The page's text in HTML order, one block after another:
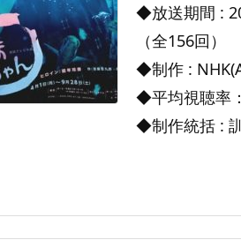
◆放送期間 :
（全156回）
◆制作 :
◆平均視聴率
◆制作統括 :